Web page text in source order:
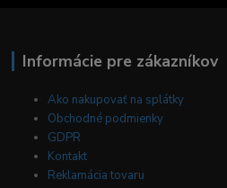
Informácie pre zákazníkov
Ako nakupovať na splátky
Obchodné podmienky
GDPR
Kontakt
Reklamácia tovaru